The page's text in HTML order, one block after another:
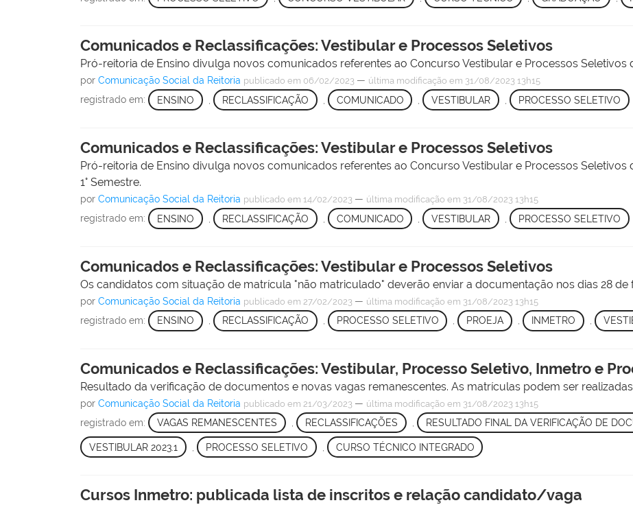
Comunicados e Reclassificações: Vestibular e Processos Seletivos
Pró-reitoria de Ensino divulga novos comunicados referentes ao Concurso Vestibular e Processos Seletivos
porComunicação Social da Reitoria publicado em 06/02/2023 — última modificação em 31/08/2023 13h15
registrado em: ENSINO RECLASSIFICAÇÃO COMUNICADO , VESTIBULAR , PROCESSO SELETIVO
Comunicados e Reclassificações: Vestibular e Processos Seletivos
Pró-reitoria de Ensino divulga novos comunicados referentes ao Concurso Vestibular e Processos Seletivos
1° Semestre.
porComunicação Social da Reitoria publicado em 14/02/2023 — última modificação em 31/08/2023 13h15
registrado em: ENSINO RECLASSIFICAÇÃO COMUNICADO , VESTIBULAR , PROCESSO SELETIVO
Comunicados e Reclassificações: Vestibular e Processos Seletivos
Os candidatos com situação de matrícula "não matriculado" deverão enviar a documentação nos dias 28 de
porComunicação Social da Reitoria publicado em 27/02/2023 — última modificação em 31/08/2023 13h15
registrado em: ENSINO , RECLASSIFICAÇÃO , PROCESSO SELETIVO , PROEJA , INMETRO ,
Comunicados e Reclassificações: Vestibular, Processo Seletivo, Inmetro e
Resultado da verificação de documentos e novas vagas remanescentes. As matrículas podem ser realizadas
porComunicação Social da Reitoria publicado em 21/03/2023 — última modificação em 31/08/2023 13h15
registrado em: VAGAS REMANESCENTES RECLASSIFICAÇÕES RESULTADO FINAL DA VERIFICAÇÃO DE
VESTIBULAR 2023.1 PROCESSO SELETIVO CURSO TÉCNICO INTEGRADO
Cursos Inmetro: publicada lista de inscritos e relação candidato/vaga